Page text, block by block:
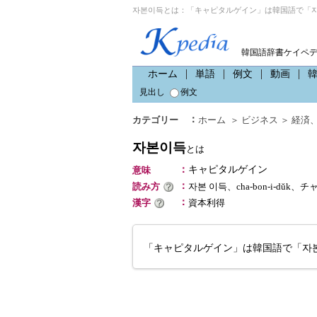
자본이득とは：「キャピタルゲイン」は韓国語で「
韓国語辞書ケイペ
ホーム 単語 例文 動画
見出し 例文
カテゴリー ： ホーム ＞ ビジネス ＞ 経済
자본이득とは
意味
： キャピタルゲイン
読み方
： 자본 이득、cha-bon-i-dŭk、チ
漢字
： 資本利得
「キャピタルゲイン」は韓国語で「